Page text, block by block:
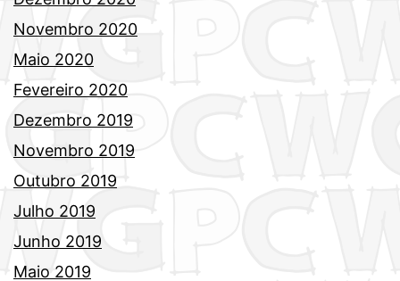
Novembro 2020
Maio 2020
Fevereiro 2020
Dezembro 2019
Novembro 2019
Outubro 2019
Julho 2019
Junho 2019
Maio 2019